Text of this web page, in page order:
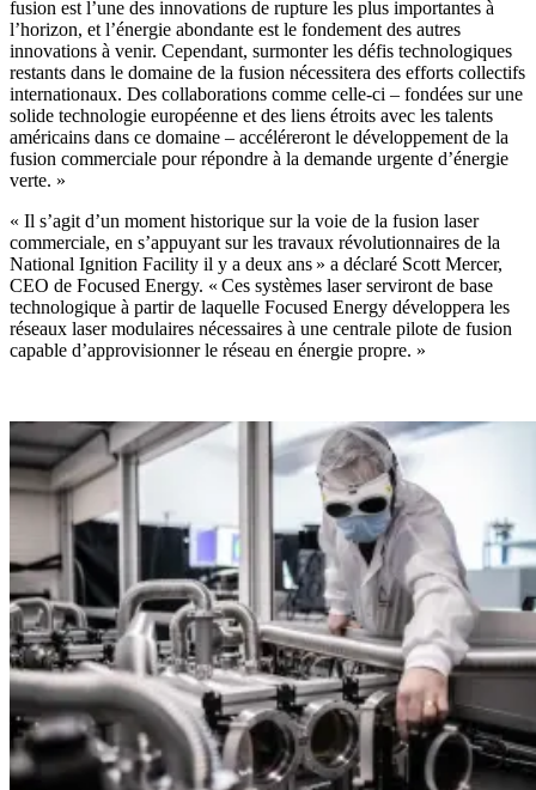
fusion est l’une des innovations de rupture les plus importantes à
l’horizon, et l’énergie abondante est le fondement des autres
innovations à venir. Cependant, surmonter les défis technologiques
restants dans le domaine de la fusion nécessitera des efforts collectifs
internationaux. Des collaborations comme celle-ci – fondées sur une
solide technologie européenne et des liens étroits avec les talents
américains dans ce domaine – accéléreront le développement de la
fusion commerciale pour répondre à la demande urgente d’énergie
verte. »
« Il s’agit d’un moment historique sur la voie de la fusion laser
commerciale, en s’appuyant sur les travaux révolutionnaires de la
National Ignition Facility il y a deux ans » a déclaré Scott Mercer,
CEO de Focused Energy. « Ces systèmes laser serviront de base
technologique à partir de laquelle Focused Energy développera les
réseaux laser modulaires nécessaires à une centrale pilote de fusion
capable d’approvisionner le réseau en énergie propre. »